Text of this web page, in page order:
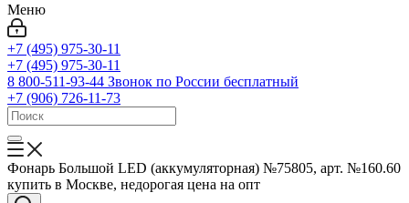
Меню
+7 (495) 975-30-11
+7 (495) 975-30-11
8 800-511-93-44 Звонок по России бесплатный
+7 (906) 726-11-73
Фонарь Большой LED (аккумуляторная) №75805, арт. №160.60
купить в Москве, недорогая цена на опт